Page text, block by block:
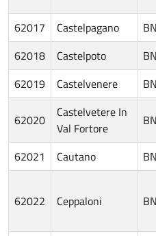
62017 Castelpagano
BN
62018
Castelpoto BN
62019
Castelvenere BN
62020
Castelvetere In
Val Fortore
BN
62021 Cautano BN
62022 Ceppaloni BN